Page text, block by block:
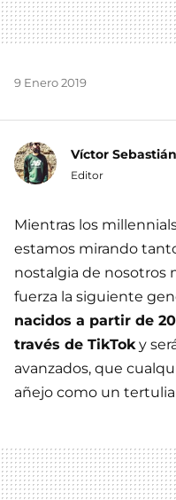
9 Enero 2019
Víctor Sebastián
Editor
Mientras los
estamos mirando
nostalgia de nosotros
fuerza la siguiente
nacidos a partir de
través de TikToky
avanzados, que
añejo como un